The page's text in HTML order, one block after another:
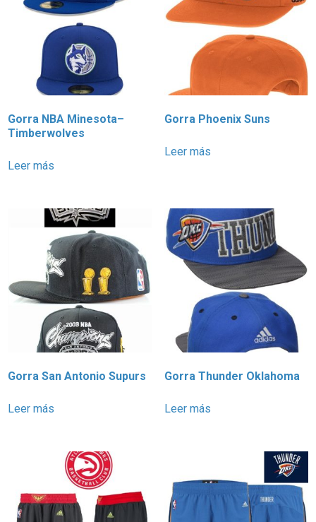
Gorra NBA Minesota–
Timberwolves
Leer más
Gorra Phoenix Suns
Leer más
Gorra San Antonio Supurs
Leer más
Gorra Thunder Oklahoma
Leer más